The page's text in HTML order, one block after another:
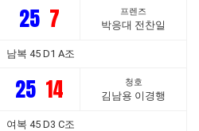
25 7 프렌즈
박응대 전찬일
남복 45 D1 A조
25 14 청호
김남용 이경행
여복 45 D3 C조